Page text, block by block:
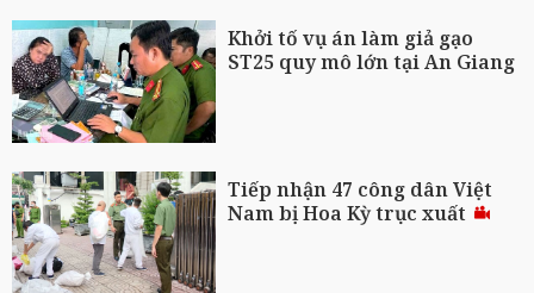
Khởi tố vụ án làm giả gạo
ST25 quy mô lớn tại An Giang
Tiếp nhận 47 công dân Việt
Nam bị Hoa Kỳ trục xuất